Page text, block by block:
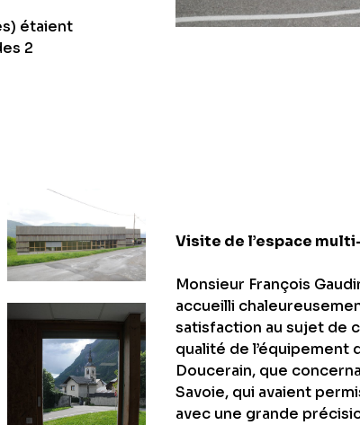
étaient
2
Visite de l’espace
Monsieur François
accueilli
satisfaction au sujet de
qualité de l’équipement
Doucerain, que
Savoie, qui avaient
avec une grande